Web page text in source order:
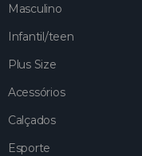
Masculino
Infantil/teen
Plus Size
Acessórios
Calçados
Esporte